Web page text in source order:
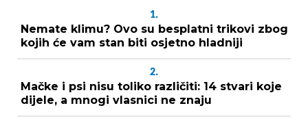
1.
Nemate klimu? Ovo su besplatni trikovi zbog
kojih će vam stan biti osjetno hladniji
2.
Mačke i psi nisu toliko različiti: 14 stvari koje
dijele, a mnogi vlasnici ne znaju